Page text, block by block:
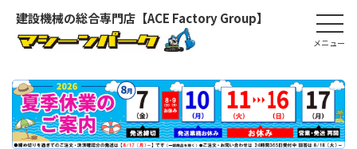
建設機械の総合専門店【ACE Factory Group】